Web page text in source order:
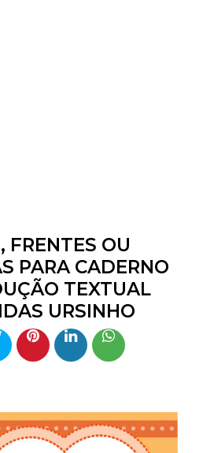
FRENTES OU
PARA CADERNO
TEXTUAL
URSINHO